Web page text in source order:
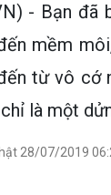
- Bạn đã
mềm
từ vô cớ
chỉ là một
28/07/2019